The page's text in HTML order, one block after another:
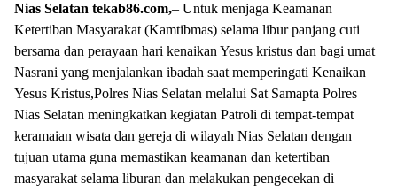
Nias Selatan tekab86.com,– Untuk menjaga Keamanan
Ketertiban Masyarakat (Kamtibmas) selama libur panjang cuti
bersama dan perayaan hari kenaikan Yesus kristus dan bagi umat
Nasrani yang menjalankan ibadah saat memperingati Kenaikan
Yesus Kristus,Polres Nias Selatan melalui Sat Samapta Polres
Nias Selatan meningkatkan kegiatan Patroli di tempat-tempat
keramaian wisata dan gereja di wilayah Nias Selatan dengan
tujuan utama guna memastikan keamanan dan ketertiban
masyarakat selama liburan dan melakukan pengecekan di